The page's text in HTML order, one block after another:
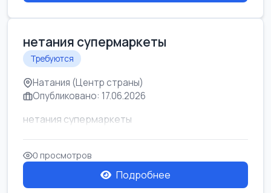
нетания супермаркеты
Требуются
Натания (Центр страны)
Опубликовано: 17.06.2026
нетания супермаркеты
0 просмотров
Подробнее